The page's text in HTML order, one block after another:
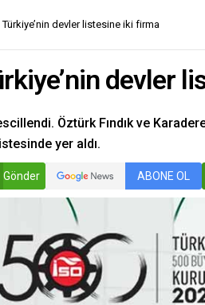
Türkiye’nin devler listesine iki firma
devler
Öztürk Fındık ve
yer aldı.
Gönder ABONE OL